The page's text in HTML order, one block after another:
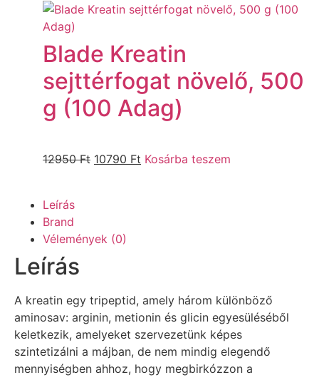
Blade Kreatin
sejttérfogat növelő, 500
g (100 Adag)
12950Ft 10790 Ft Kosárba teszem
Leírás
Brand
Vélemények (0)
Leírás
A kreatin egy tripeptid, amely három különböző
aminosav: arginin, metionin és glicin egyesüléséből
keletkezik, amelyeket szervezetünk képes
szintetizálni a májban, de nem mindig elegendő
mennyiségben ahhoz, hogy megbirkózzon a